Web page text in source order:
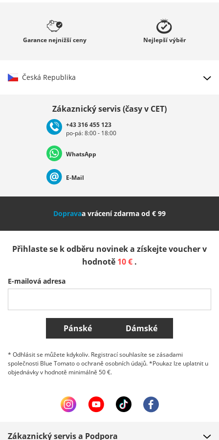
Garance nejnižší ceny Nejlepšívýběr
Česká Republika
Deutschland Österreich
Nederland Italia (Italiano) Italien (Deutsch)
Slovenija
Belgique (Français) Danmark Norge
Všechny země
Zákaznický servis (časy v CET)
+43 316 455 123
po-pá: 8:00 - 18:00
WhatsApp
E-Mail
Dopravaa vrácení zdarma od € 99
Přihlaste se k odběru novinek a získejte voucher v
hodnotě 10 € .
E-mailová adresa
Pánské Dámské
* Odhlásit se můžete kdykoliv. Registrací souhlasíte se zásadami
společnosti Blue Tomato o ochraně osobních údajů. *Poukaz lze uplatnit u
objednávky v hodnotě minimálně 50 €.
Zákaznický servis a Podpora